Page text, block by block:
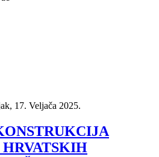
17. Veljača 2025.